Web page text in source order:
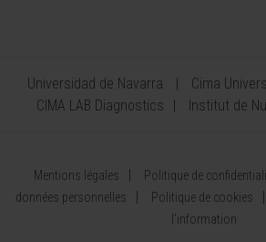
Universidad de Navarra
Cima
CIMA LAB Diagnostics
Institut de
Mentions légales Politique de
données personnelles
Politique de cookies
l’information